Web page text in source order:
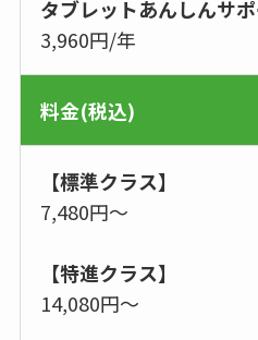
タブレットあんしんサ
3,960円/年
料金(税込)
【標準クラス】
7,480円〜
【特進クラス】
14,080円〜